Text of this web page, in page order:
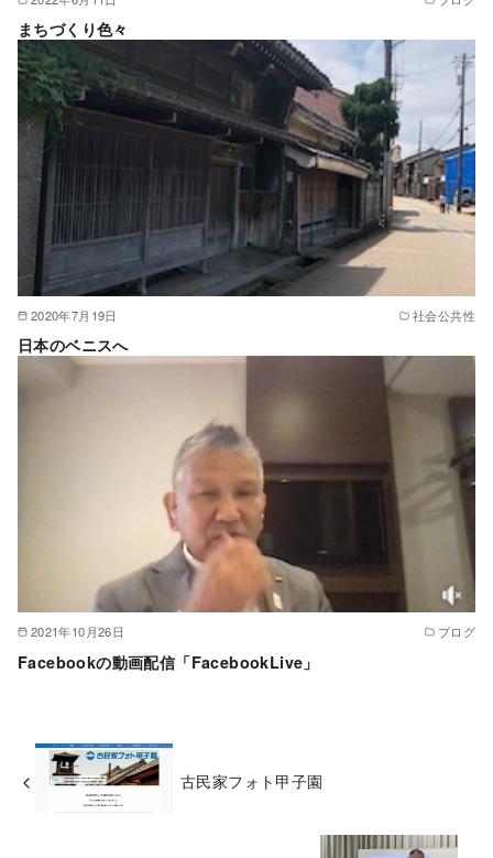
まちづくり色々
2020年7月19日 社会公共性
日本のベニスへ
2021年10月26日 ブログ
Facebookの動画配信「FacebookLive」
古民家フォト甲子園